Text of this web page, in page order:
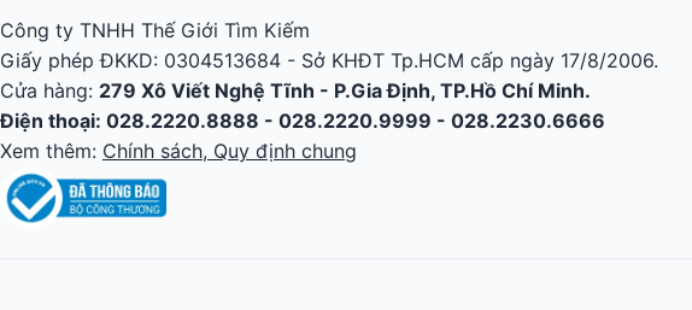
Công ty TNHH Thế Giới Tìm Kiếm
Giấy phép ĐKKD: 0304513684 - Sở KHĐT Tp.HCM cấp ngày 17/8/2006.
Cửa hàng: 279 Xô Viết Nghệ Tĩnh - P.Gia Định, TP.Hồ Chí Minh.
Điện thoại: 028.2220.8888 - 028.2220.9999 - 028.2230.6666
Xem thêm: Chính sách, Quy định chung